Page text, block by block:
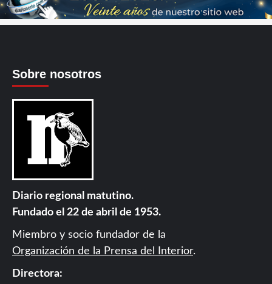
Sobre nosotros
Diario regional matutino.
Fundado el 22 de abril de 1953.
Miembro y socio fundador de la
Organización de la Prensa del Interior.
Directora: